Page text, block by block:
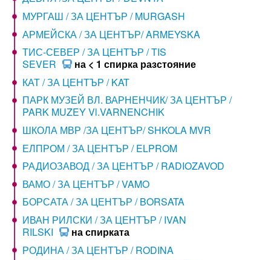
МУРГАШ / ЗА ЦЕНТЪР / MURGASH
АРМЕЙСКА / ЗА ЦЕНТЪР/ ARMEYSKA
ТИС-СЕВЕР / ЗА ЦЕНТЪР / TIS
SEVER
на < 1 спирка разстояние
КАТ / ЗА ЦЕНТЪР / KAT
ПАРК МУЗЕЙ ВЛ. ВАРНЕНЧИК/ ЗА ЦЕНТЪР /
PARK MUZEY Vl.VARNENCHIK
ШКОЛА МВР /ЗА ЦЕНТЪР/ SHKOLA MVR
ЕЛПРОМ / ЗА ЦЕНТЪР / ELPROM
РАДИОЗАВОД / ЗА ЦЕНТЪР / RADIOZAVOD
ВАМО / ЗА ЦЕНТЪР / VAMO
БОРСАТА / ЗА ЦЕНТЪР / BORSATA
ИВАН РИЛСКИ / ЗА ЦЕНТЪР / IVAN
RILSKI
на спирката
РОДИНА / ЗА ЦЕНТЪР / RODINA